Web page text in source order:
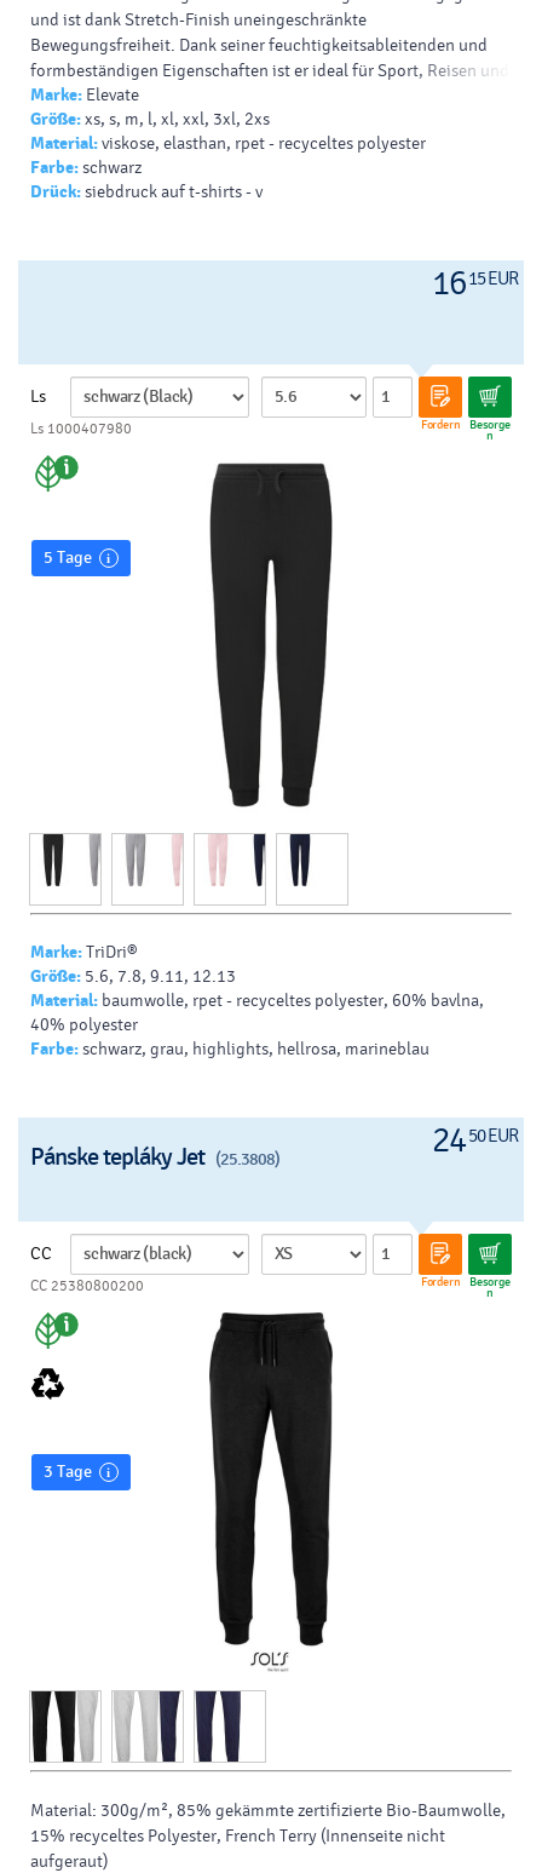
und ist dank Stretch-Finish uneingeschränkte
Bewegungsfreiheit. Dank seiner feuchtigkeitsableitenden und
formbeständigen Eigenschaften ist er ideal für Sport, Reisen und
den Alltag. Mit seinem schlichten, modernen Schnitt und der
bequemen Kapuze für zusätzliche Vielseitigkeit überzeugt der
Danali Pullover durch Funktionalität, ohne Kompromisse beim
Stil einzugehen. Ob als Lage oder allein getragen – ein Must-have
für alle, die Wert auf Komfort und Langlebigkeit legen.
Pantone-Farbe: Schwarz
Marke: Elevate
Größe:xs, s, m, l, xl, xxl, 3xl, 2xs
Material:viskose, elasthan, rpet - recyceltes polyester
Farbe:schwarz
Drück:siebdruck auf t-shirts - v
1615 EUR
Ls
Fordern Besorge
n
Ls 1000407980
5 Tage
Marke:TriDri®
Größe: 5.6, 7.8, 9.11, 12.13
Material: baumwolle, rpet - recyceltes polyester, 60% bavlna,
40% polyester
Farbe:schwarz, grau, highlights, hellrosa, marineblau
2450 EUR
Pánske tepláky Jet (25.3808)
CC
Fordern Besorge
n
CC 25380800200
3 Tage
Material: 300g/m², 85% gekämmte zertifizierte Bio-Baumwolle,
15% recyceltes Polyester, French Terry (Innenseite nicht
aufgeraut)